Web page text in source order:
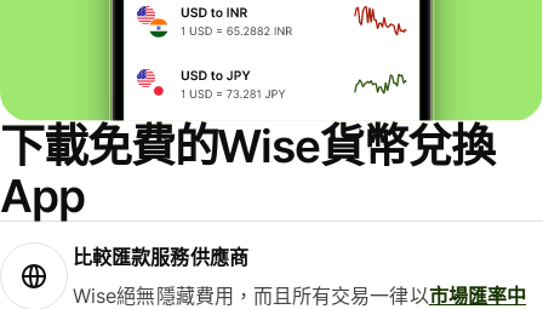
下載免費的Wise貨幣兌換
App
比較匯款服務供應商
Wise絕無隱藏費用，而且所有交易一律以市場匯率中